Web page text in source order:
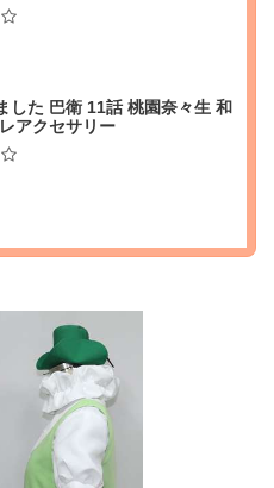
した 巴衛 11話 桃園奈々生 和
アクセサリー